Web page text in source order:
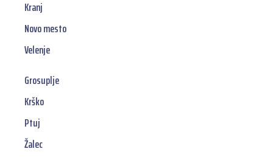
Kranj
Novo mesto
Velenje
Grosuplje
Krško
Ptuj
Žalec